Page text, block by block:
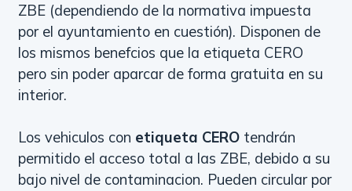
ZBE (dependiendo de la normativa impuesta
por el ayuntamiento en cuestión). Disponen de
los mismos benefcios que la etiqueta CERO
pero sin poder aparcar de forma gratuita en su
interior.
Los vehiculos con etiqueta CEROtendrán
permitido el acceso total a las ZBE, debido a su
bajo nivel de contaminacion. Pueden circular por